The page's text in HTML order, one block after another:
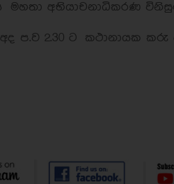
මහතා අභියාචනාධිකරණ
ප.ව 2.30 ට කථානායක කරු